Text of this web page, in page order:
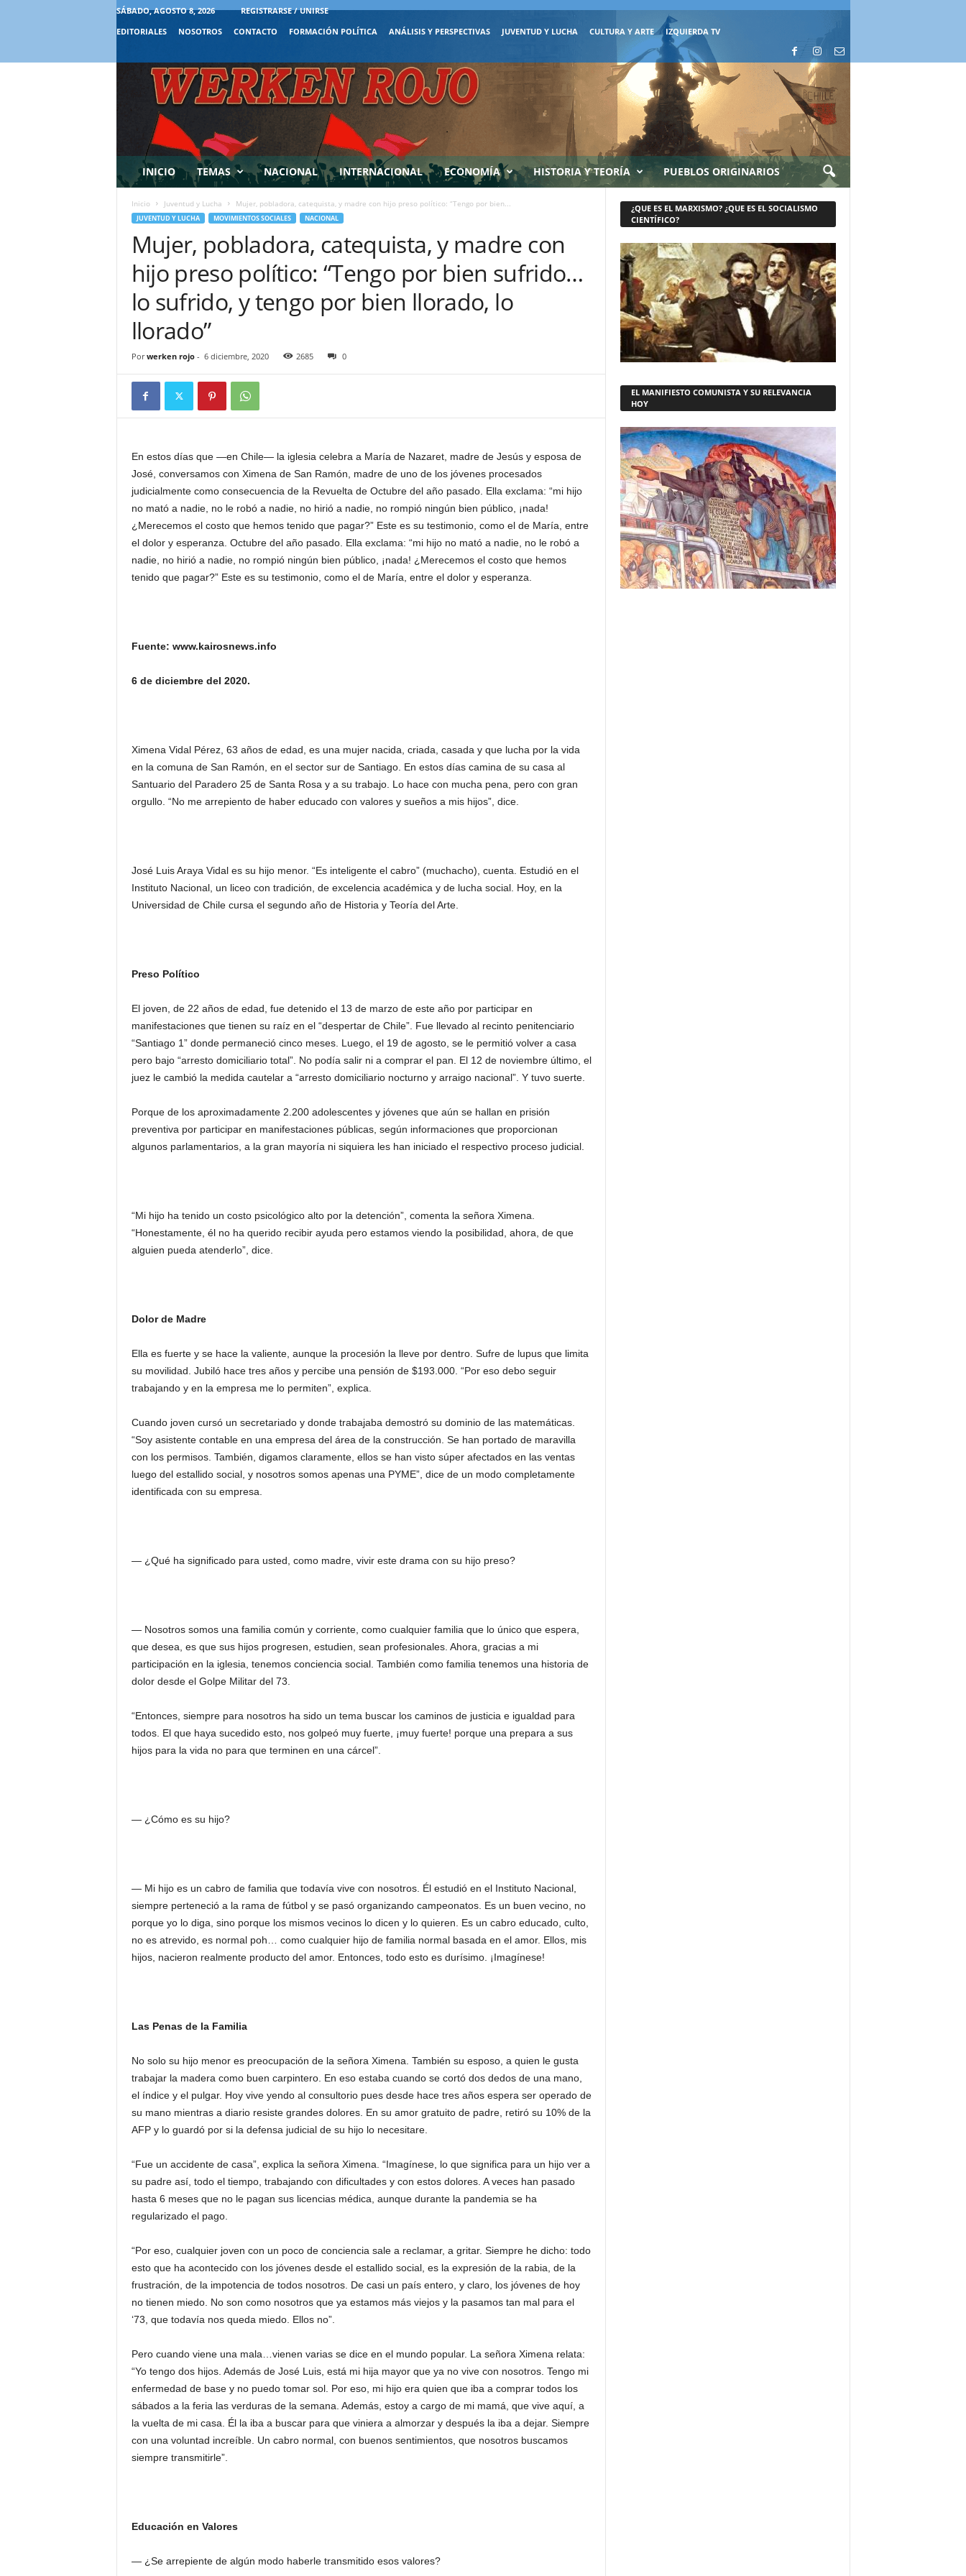
SÁBADO, AGOSTO 8, 2026
REGISTRARSE / UNIRSE
EDITORIALES
NOSOTROS CONTACTO FORMACIÓN POLÍTICA ANÁLISIS Y PERSPECTIVAS JUVENTUD Y LUCHA CULTURA Y ARTE IZQUIERDA TV
INICIO TEMAS NACIONAL INTERNACIONAL ECONOMÍA HISTORIA Y TEORÍA PUEBLOS ORIGINARIOS
Inicio Juventud y Lucha Mujer, pobladora, catequista, y madre con hijo preso político: “Tengo por bien...
JUVENTUD Y LUCHA MOVIMIENTOS SOCIALES NACIONAL
Mujer, pobladora, catequista, y madre con
hijo preso político: “Tengo por bien sufrido…
lo sufrido, y tengo por bien llorado, lo
llorado”
Por werken rojo- 6 diciembre, 2020 2685 0
En estos días que ―en Chile― la iglesia celebra a María de Nazaret, madre de Jesús y esposa de
José, conversamos con Ximena de San Ramón, madre de uno de los jóvenes procesados
judicialmente como consecuencia de la Revuelta de Octubre del año pasado. Ella exclama: “mi hijo
no mató a nadie, no le robó a nadie, no hirió a nadie, no rompió ningún bien público, ¡nada!
¿Merecemos el costo que hemos tenido que pagar?” Este es su testimonio, como el de María, entre
el dolor y esperanza. Octubre del año pasado. Ella exclama: “mi hijo no mató a nadie, no le robó a
nadie, no hirió a nadie, no rompió ningún bien público, ¡nada! ¿Merecemos el costo que hemos
tenido que pagar?” Este es su testimonio, como el de María, entre el dolor y esperanza.
Fuente: www.kairosnews.info
6 de diciembre del 2020.
Ximena Vidal Pérez, 63 años de edad, es una mujer nacida, criada, casada y que lucha por la vida
en la comuna de San Ramón, en el sector sur de Santiago. En estos días camina de su casa al
Santuario del Paradero 25 de Santa Rosa y a su trabajo. Lo hace con mucha pena, pero con gran
orgullo. “No me arrepiento de haber educado con valores y sueños a mis hijos”, dice.
José Luis Araya Vidal es su hijo menor. “Es inteligente el cabro” (muchacho), cuenta. Estudió en el
Instituto Nacional, un liceo con tradición, de excelencia académica y de lucha social. Hoy, en la
Universidad de Chile cursa el segundo año de Historia y Teoría del Arte.
Preso Político
El joven, de 22 años de edad, fue detenido el 13 de marzo de este año por participar en
manifestaciones que tienen su raíz en el “despertar de Chile”. Fue llevado al recinto penitenciario
“Santiago 1” donde permaneció cinco meses. Luego, el 19 de agosto, se le permitió volver a casa
pero bajo “arresto domiciliario total”. No podía salir ni a comprar el pan. El 12 de noviembre último, el
juez le cambió la medida cautelar a “arresto domiciliario nocturno y arraigo nacional”. Y tuvo suerte.
Porque de los aproximadamente 2.200 adolescentes y jóvenes que aún se hallan en prisión
preventiva por participar en manifestaciones públicas, según informaciones que proporcionan
algunos parlamentarios, a la gran mayoría ni siquiera les han iniciado el respectivo proceso judicial.
“Mi hijo ha tenido un costo psicológico alto por la detención”, comenta la señora Ximena.
“Honestamente, él no ha querido recibir ayuda pero estamos viendo la posibilidad, ahora, de que
alguien pueda atenderlo”, dice.
Dolor de Madre
Ella es fuerte y se hace la valiente, aunque la procesión la lleve por dentro. Sufre de lupus que limita
su movilidad. Jubiló hace tres años y percibe una pensión de $193.000. “Por eso debo seguir
trabajando y en la empresa me lo permiten”, explica.
Cuando joven cursó un secretariado y donde trabajaba demostró su dominio de las matemáticas.
“Soy asistente contable en una empresa del área de la construcción. Se han portado de maravilla
con los permisos. También, digamos claramente, ellos se han visto súper afectados en las ventas
luego del estallido social, y nosotros somos apenas una PYME”, dice de un modo completamente
identificada con su empresa.
― ¿Qué ha significado para usted, como madre, vivir este drama con su hijo preso?
― Nosotros somos una familia común y corriente, como cualquier familia que lo único que espera,
que desea, es que sus hijos progresen, estudien, sean profesionales. Ahora, gracias a mi
participación en la iglesia, tenemos conciencia social. También como familia tenemos una historia de
dolor desde el Golpe Militar del 73.
“Entonces, siempre para nosotros ha sido un tema buscar los caminos de justicia e igualdad para
todos. El que haya sucedido esto, nos golpeó muy fuerte, ¡muy fuerte! porque una prepara a sus
hijos para la vida no para que terminen en una cárcel”.
― ¿Cómo es su hijo?
― Mi hijo es un cabro de familia que todavía vive con nosotros. Él estudió en el Instituto Nacional,
siempre perteneció a la rama de fútbol y se pasó organizando campeonatos. Es un buen vecino, no
porque yo lo diga, sino porque los mismos vecinos lo dicen y lo quieren. Es un cabro educado, culto,
no es atrevido, es normal poh… como cualquier hijo de familia normal basada en el amor. Ellos, mis
hijos, nacieron realmente producto del amor. Entonces, todo esto es durísimo. ¡Imagínese!
Las Penas de la Familia
No solo su hijo menor es preocupación de la señora Ximena. También su esposo, a quien le gusta
trabajar la madera como buen carpintero. En eso estaba cuando se cortó dos dedos de una mano,
el índice y el pulgar. Hoy vive yendo al consultorio pues desde hace tres años espera ser operado de
su mano mientras a diario resiste grandes dolores. En su amor gratuito de padre, retiró su 10% de la
AFP y lo guardó por si la defensa judicial de su hijo lo necesitare.
“Fue un accidente de casa”, explica la señora Ximena. “Imagínese, lo que significa para un hijo ver a
su padre así, todo el tiempo, trabajando con dificultades y con estos dolores. A veces han pasado
hasta 6 meses que no le pagan sus licencias médica, aunque durante la pandemia se ha
regularizado el pago.
“Por eso, cualquier joven con un poco de conciencia sale a reclamar, a gritar. Siempre he dicho: todo
esto que ha acontecido con los jóvenes desde el estallido social, es la expresión de la rabia, de la
frustración, de la impotencia de todos nosotros. De casi un país entero, y claro, los jóvenes de hoy
no tienen miedo. No son como nosotros que ya estamos más viejos y la pasamos tan mal para el
‘73, que todavía nos queda miedo. Ellos no”.
Pero cuando viene una mala…vienen varias se dice en el mundo popular. La señora Ximena relata:
“Yo tengo dos hijos. Además de José Luis, está mi hija mayor que ya no vive con nosotros. Tengo mi
enfermedad de base y no puedo tomar sol. Por eso, mi hijo era quien que iba a comprar todos los
sábados a la feria las verduras de la semana. Además, estoy a cargo de mi mamá, que vive aquí, a
la vuelta de mi casa. Él la iba a buscar para que viniera a almorzar y después la iba a dejar. Siempre
con una voluntad increíble. Un cabro normal, con buenos sentimientos, que nosotros buscamos
siempre transmitirle”.
Educación en Valores
― ¿Se arrepiente de algún modo haberle transmitido esos valores?
¿QUE ES EL MARXISMO? ¿QUE ES EL SOCIALISMO
CIENTÍFICO?
EL MANIFIESTO COMUNISTA Y SU RELEVANCIA
HOY